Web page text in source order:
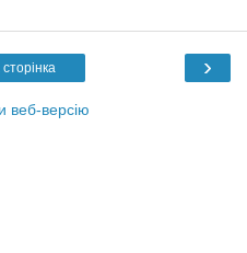
›
веб-версію